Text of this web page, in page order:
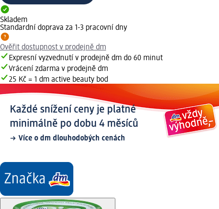
Skladem
Standardní doprava za 1-3 pracovní dny
Ověřit dostupnost v prodejně dm
Expresní vyzvednutí v prodejně dm do 60 minut
Vrácení zdarma v prodejně dm
25 Kč = 1 dm active beauty bod
Každé snížení ceny je platné
minimálně po dobu 4 měsíců
Více o dm dlouhodobých cenách